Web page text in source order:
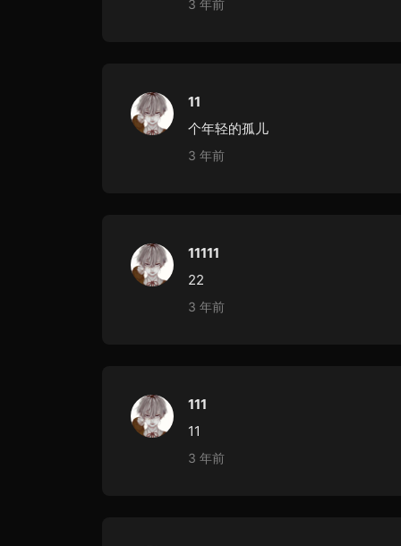
3 年前
11
个年轻的孤儿
3 年前
11111
22
3 年前
111
11
3 年前